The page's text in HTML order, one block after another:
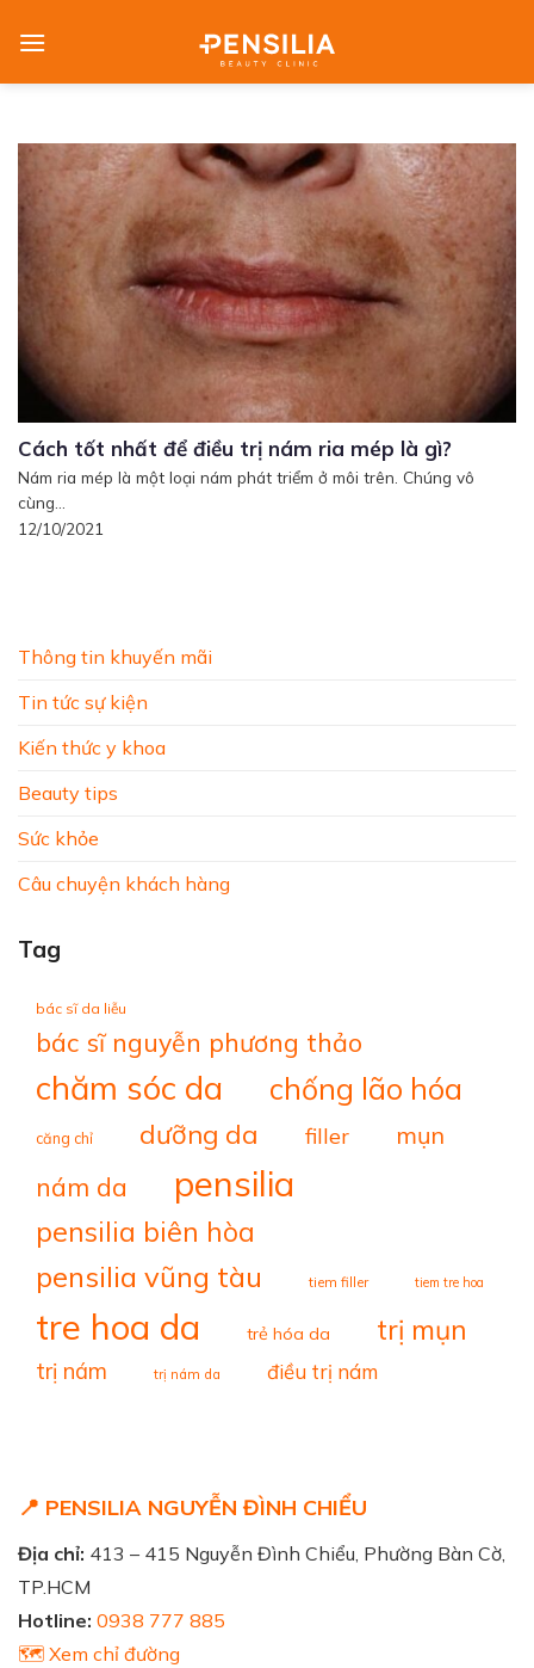
Thông tin khuyến mãi
Tin tức sự kiện
Kiến thức y khoa
Beauty tips
Sức khỏe
Câu chuyện khách hàng
Tag
bác sĩ da liễu
bác sĩ nguyễn phương thảo
chăm sóc da chống lão hóa
căng chỉ dưỡng da filler mụn
nám da pensilia
pensilia biên hòa
pensilia vũng tàu tiem filler tiem tre hoa
tre hoa da trẻ hóa da trị mụn
trị nám trị nám da điều trị nám
Cách tốt nhất để điều trị nám ria mép là gì?
Nám ria mép là một loại nám phát triểm ở môi trên. Chúng vô
cùng...
12/10/2021
📍 PENSILIA NGUYỄN ĐÌNH CHIỂU
Địa chỉ: 413 – 415 Nguyễn Đình Chiểu, Phường Bàn Cờ,
TP.HCM
Hotline: 0938 777 885
🗺️ Xem chỉ đường